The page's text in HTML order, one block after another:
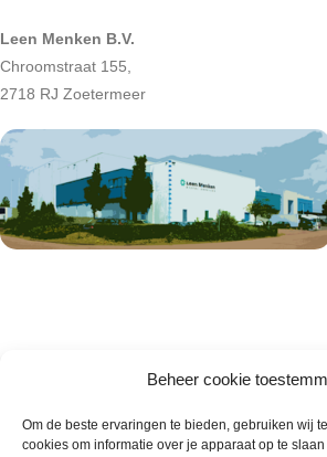
Beheer cookie
Om de beste ervaringen te bieden, gebruiken wij
cookies om informatie over je apparaat op te
Leen Menken B.V.
Chroomstraat 155,
2718 RJ Zoetermeer